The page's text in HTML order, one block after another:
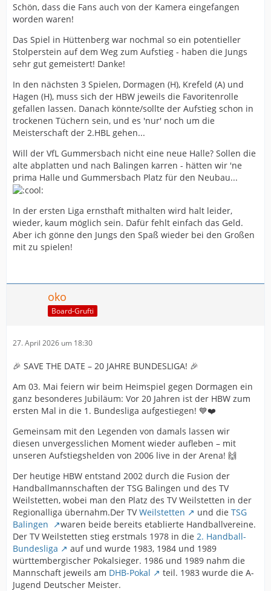
Schön, dass die Fans auch von der Kamera eingefangen
worden waren!
Das Spiel in Hüttenberg war nochmal so ein potentieller
Stolperstein auf dem Weg zum Aufstieg - haben die Jungs
sehr gut gemeistert! Danke!
In den nächsten 3 Spielen, Dormagen (H), Krefeld (A) und
Hagen (H), muss sich der HBW jeweils die Favoritenrolle
gefallen lassen. Danach könnte/sollte der Aufstieg schon in
trockenen Tüchern sein, und es 'nur' noch um die
Meisterschaft der 2.HBL gehen...
Will der VfL Gummersbach nicht eine neue Halle? Sollen die
alte abplatten und nach Balingen karren - hätten wir 'ne
prima Halle und Gummersbach Platz für den Neubau...
In der ersten Liga ernsthaft mithalten wird halt leider,
wieder, kaum möglich sein. Dafür fehlt einfach das Geld.
Aber ich gönne den Jungs den Spaß wieder bei den Großen
mit zu spielen!
oko
Board-Grufti
27. April 2026 um 18:30
🎉 SAVE THE DATE – 20 JAHRE BUNDESLIGA! 🎉
Am 03. Mai feiern wir beim Heimspiel gegen Dormagen ein
ganz besonderes Jubiläum: Vor 20 Jahren ist der HBW zum
ersten Mal in die 1. Bundesliga aufgestiegen! 💙❤️
Gemeinsam mit den Legenden von damals lassen wir
diesen unvergesslichen Moment wieder aufleben – mit
unseren Aufstiegshelden von 2006 live in der Arena! 🙌
Der heutige HBW entstand 2002 durch die Fusion der
Handballmannschaften der TSG Balingen und des TV
Weilstetten, wobei man den Platz des TV Weilstetten in der
Regionalliga übernahm.Der TVWeilstetten und die TSG
Balingen
waren beide bereits etablierte Handballvereine.
Der TV Weilstetten stieg erstmals 1978 in die 2. Handball-
Bundesliga
auf und wurde 1983, 1984 und 1989
württembergischer Pokalsieger. 1986 und 1989 nahm die
Mannschaft jeweils am DHB-Pokal
teil. 1983 wurde die A-
Jugend Deutscher Meister.